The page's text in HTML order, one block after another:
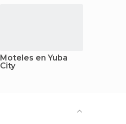
Moteles en Yuba
City